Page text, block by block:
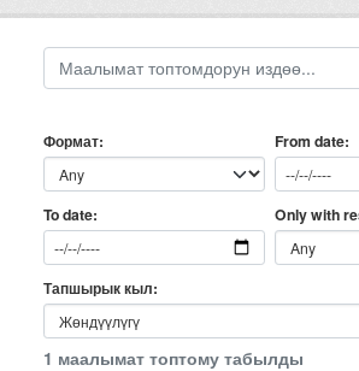
Формат From date
To date Only with
Тапшырык кыл
1 маалымат топтому табылды